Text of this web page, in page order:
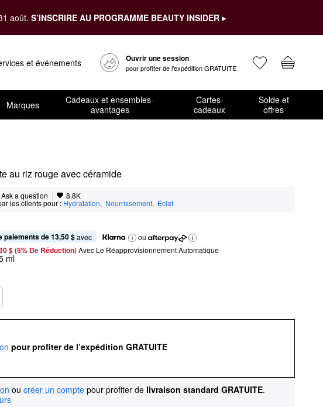
août. S’INSCRIRE AU PROGRAMME BEAUTY INSIDER ▸
et événements Ouvrir une session
pour profiter de l’expédition GRATUITE
Marques
Cadeaux et ensembles-
avantages
Cartes-
cadeaux
Solde et
offres
au riz rouge avec céramide
Ask a question | 8.8K
les clients pour : Hydratation, Nourrissement, Éclat
paiements de 13,50 $ avec
ou
$ (5% De Réduction) Avec Le Réapprovisionnement Automatique
ml
pour profiter de l’expédition GRATUITE
ou créer un compte pour profiter de livraison standard GRATUITE.